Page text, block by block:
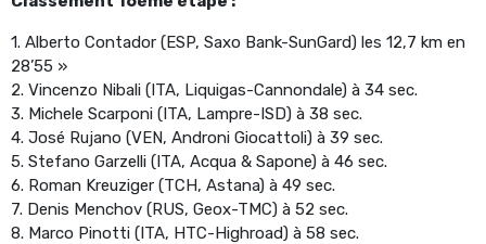
1. Alberto Contador (ESP, Saxo Bank-SunGard) les 12,7 km en
28’55 »
2. Vincenzo Nibali (ITA, Liquigas-Cannondale) à 34 sec.
3. Michele Scarponi (ITA, Lampre-ISD) à 38 sec.
4. José Rujano (VEN, Androni Giocattoli) à 39 sec.
5. Stefano Garzelli (ITA, Acqua & Sapone) à 46 sec.
6. Roman Kreuziger (TCH, Astana) à 49 sec.
7. Denis Menchov (RUS, Geox-TMC) à 52 sec.
8. Marco Pinotti (ITA, HTC-Highroad) à 58 sec.